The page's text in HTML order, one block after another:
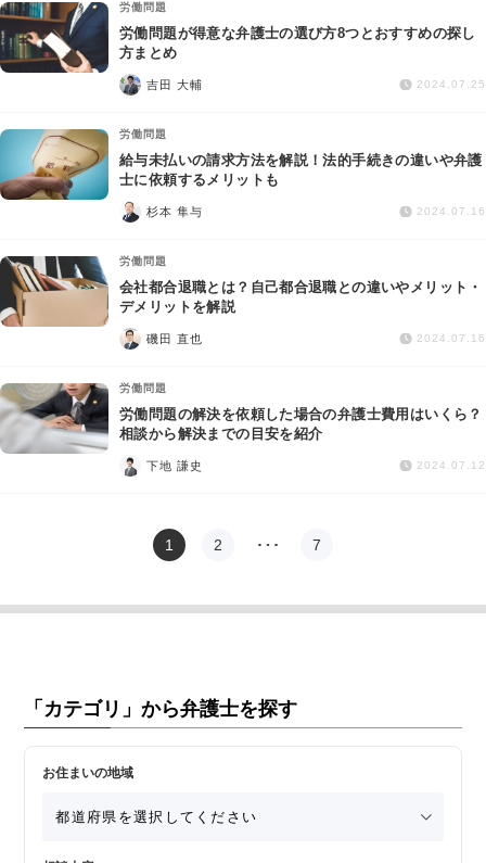
労働問題
労働問題が得意な弁護士の選び方8つとおすすめの探し
方まとめ
吉田 大輔 2024.07.25
労働問題
給与未払いの請求方法を解説！法的手続きの違いや弁護
士に依頼するメリットも
杉本 隼与 2024.07.16
労働問題
会社都合退職とは？自己都合退職との違いやメリット・
デメリットを解説
磯田 直也 2024.07.16
労働問題
労働問題の解決を依頼した場合の弁護士費用はいくら？
相談から解決までの目安を紹介
下地 謙史 2024.07.12
1 2 … 7
「カテゴリ」から弁護士を探す
お住まいの地域